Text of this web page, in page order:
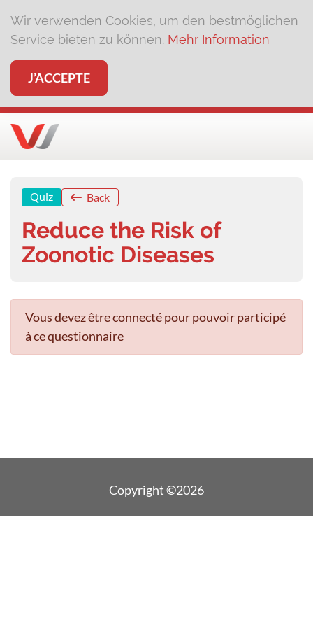
Wir verwenden Cookies, um den bestmöglichen
Service bieten zu können. Mehr Information
J’ACCEPTE
Quiz Back
Reduce the Risk of
Zoonotic Diseases
Vous devez être connecté pour pouvoir participé
à ce questionnaire
Copyright ©2026